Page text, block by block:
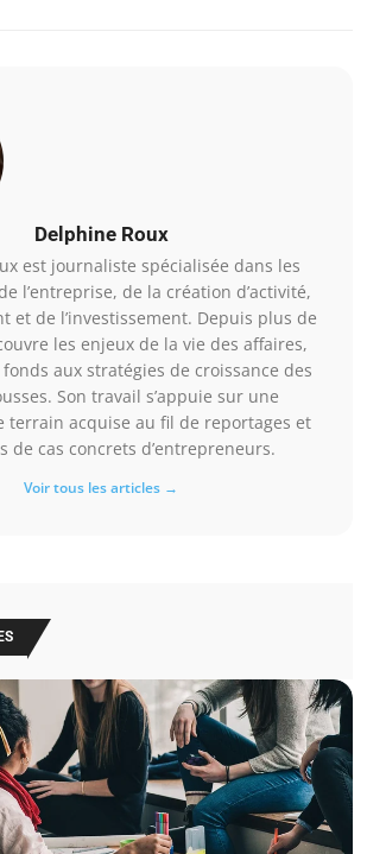
Delphine Roux
est journaliste spécialisée dans les
l’entreprise, de la création d’activité,
et de l’investissement. Depuis plus de
les enjeux de la vie des affaires,
aux stratégies de croissance des
Son travail s’appuie sur une
terrain acquise au fil de reportages et
de cas concrets d’entrepreneurs.
Voir tous les articles →